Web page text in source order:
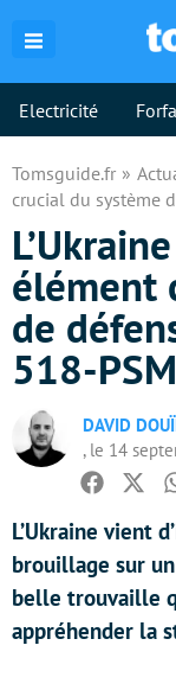
Electricité
Tomsguide.fr
crucial du système
élément
de
518-PSM
DAVID
, le 14
Facebook
L’Ukraine vient
brouillage sur
belle trouvaille
appréhender la